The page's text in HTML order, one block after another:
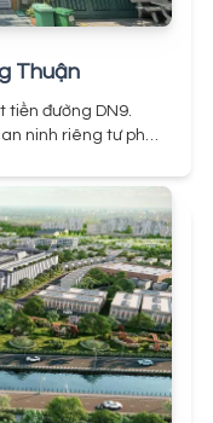
Thuận
tiền đường DN9.
ninh riêng tư phù